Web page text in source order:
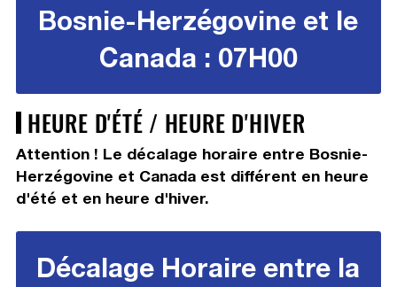
Bosnie-Herzégovine et le
Canada : 07H00
HEURE D'ÉTÉ / HEURE D'HIVER
Attention ! Le décalage horaire entre Bosnie-
Herzégovine et Canada est différent en heure
d'été et en heure d'hiver.
Décalage Horaire entre la